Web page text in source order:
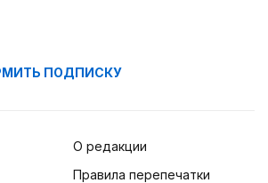
ПОДПИСКУ
О редакции
Правила перепечатки